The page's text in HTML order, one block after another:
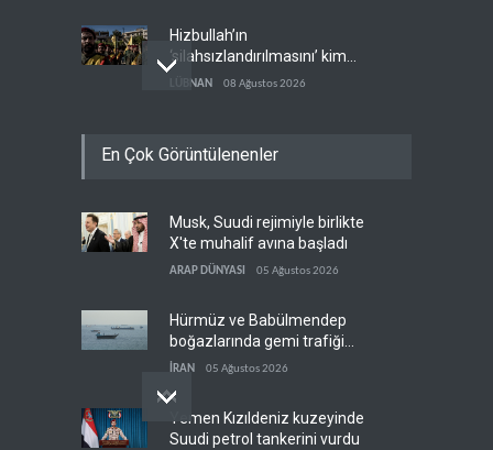
Hizbullah’ın
‘silahsızlandırılmasını’ kim
denetleyecek?
LÜBNAN 08 Ağustos 2026
ganimeti’ yanıtı: Önce savaşı
Pentagon silah şirketlerinin
önünü açıyor
En Çok Görüntülenenler
Musk, Suudi rejimiyle birlikte
X'te muhalif avına başladı
ARAP DÜNYASI 05 Ağustos 2026
Hürmüz ve Babülmendep
boğazlarında gemi trafiği
durağan seyrini koruyor
İRAN 05 Ağustos 2026
Yemen Kızıldeniz kuzeyinde
Suudi petrol tankerini vurdu